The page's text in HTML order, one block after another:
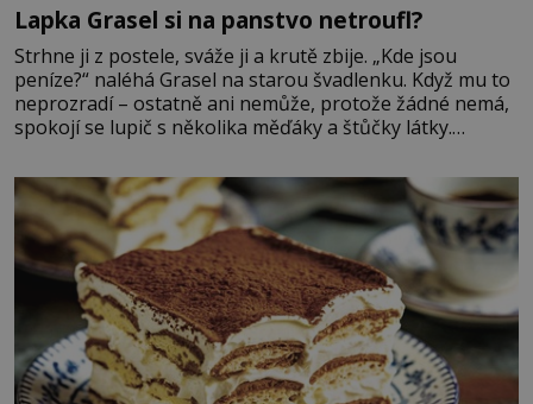
Lapka Grasel si na panstvo netroufl?
Strhne ji z postele, sváže ji a krutě zbije. „Kde jsou
peníze?“ naléhá Grasel na starou švadlenku. Když mu to
neprozradí – ostatně ani nemůže, protože žádné nemá,
spokojí se lupič s několika měďáky a štůčky látky.
krutý. Jeho činy budí hrůzu ještě dlouho po jeho smrti